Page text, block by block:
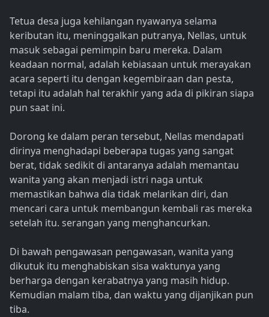
Tetua desa juga kehilangan nyawanya selama
keributan itu, meninggalkan putranya, Nellas, untuk
masuk sebagai pemimpin baru mereka. Dalam
keadaan normal, adalah kebiasaan untuk merayakan
acara seperti itu dengan kegembiraan dan pesta,
tetapi itu adalah hal terakhir yang ada di pikiran siapa
pun saat ini.
Dorong ke dalam peran tersebut, Nellas mendapati
dirinya menghadapi beberapa tugas yang sangat
berat, tidak sedikit di antaranya adalah memantau
wanita yang akan menjadi istri naga untuk
memastikan bahwa dia tidak melarikan diri, dan
mencari cara untuk membangun kembali ras mereka
setelah itu. serangan yang menghancurkan.
Di bawah pengawasan pengawasan, wanita yang
dikutuk itu menghabiskan sisa waktunya yang
berharga dengan kerabatnya yang masih hidup.
Kemudian malam tiba, dan waktu yang dijanjikan pun
tiba.